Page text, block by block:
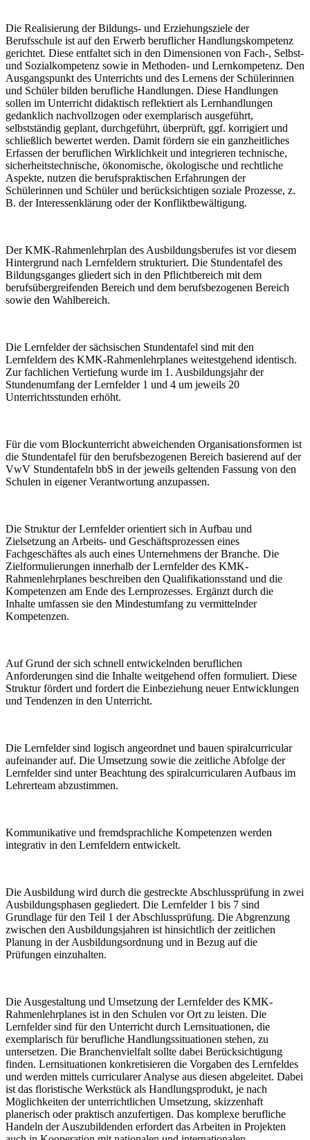
Die Realisierung der Bildungs- und Erziehungsziele der
Berufsschule ist auf den Erwerb beruflicher Handlungskompetenz
gerichtet. Diese entfaltet sich in den Dimensionen von Fach-, Selbst-
und Sozialkompetenz sowie in Methoden- und Lernkompetenz. Den
Ausgangspunkt des Unterrichts und des Lernens der Schülerinnen
und Schüler bilden berufliche Handlungen. Diese Handlungen
sollen im Unterricht didaktisch reflektiert als Lernhandlungen
gedanklich nachvollzogen oder exemplarisch ausgeführt,
selbstständig geplant, durchgeführt, überprüft, ggf. korrigiert und
schließlich bewertet werden. Damit fördern sie ein ganzheitliches
Erfassen der beruflichen Wirklichkeit und integrieren technische,
sicherheitstechnische, ökonomische, ökologische und rechtliche
Aspekte, nutzen die berufspraktischen Erfahrungen der
Schülerinnen und Schüler und berücksichtigen soziale Prozesse, z.
B. der Interessenklärung oder der Konfliktbewältigung.
Der KMK-Rahmenlehrplan des Ausbildungsberufes ist vor diesem
Hintergrund nach Lernfeldern strukturiert. Die Stundentafel des
Bildungsganges gliedert sich in den Pflichtbereich mit dem
berufsübergreifenden Bereich und dem berufsbezogenen Bereich
sowie den Wahlbereich.
Die Lernfelder der sächsischen Stundentafel sind mit den
Lernfeldern des KMK-Rahmenlehrplanes weitestgehend identisch.
Zur fachlichen Vertiefung wurde im 1. Ausbildungsjahr der
Stundenumfang der Lernfelder 1 und 4 um jeweils 20
Unterrichtsstunden erhöht.
Für die vom Blockunterricht abweichenden Organisationsformen ist
die Stundentafel für den berufsbezogenen Bereich basierend auf der
VwV Stundentafeln bbS in der jeweils geltenden Fassung von den
Schulen in eigener Verantwortung anzupassen.
Die Struktur der Lernfelder orientiert sich in Aufbau und
Zielsetzung an Arbeits- und Geschäftsprozessen eines
Fachgeschäftes als auch eines Unternehmens der Branche. Die
Zielformulierungen innerhalb der Lernfelder des KMK-
Rahmenlehrplanes beschreiben den Qualifikationsstand und die
Kompetenzen am Ende des Lernprozesses. Ergänzt durch die
Inhalte umfassen sie den Mindestumfang zu vermittelnder
Kompetenzen.
Auf Grund der sich schnell entwickelnden beruflichen
Anforderungen sind die Inhalte weitgehend offen formuliert. Diese
Struktur fördert und fordert die Einbeziehung neuer Entwicklungen
und Tendenzen in den Unterricht.
Die Lernfelder sind logisch angeordnet und bauen spiralcurricular
aufeinander auf. Die Umsetzung sowie die zeitliche Abfolge der
Lernfelder sind unter Beachtung des spiralcurricularen Aufbaus im
Lehrerteam abzustimmen.
Kommunikative und fremdsprachliche Kompetenzen werden
integrativ in den Lernfeldern entwickelt.
Die Ausbildung wird durch die gestreckte Abschlussprüfung in zwei
Ausbildungsphasen gegliedert. Die Lernfelder 1 bis 7 sind
Grundlage für den Teil 1 der Abschlussprüfung. Die Abgrenzung
zwischen den Ausbildungsjahren ist hinsichtlich der zeitlichen
Planung in der Ausbildungsordnung und in Bezug auf die
Prüfungen einzuhalten.
Die Ausgestaltung und Umsetzung der Lernfelder des KMK-
Rahmenlehrplanes ist in den Schulen vor Ort zu leisten. Die
Lernfelder sind für den Unterricht durch Lernsituationen, die
exemplarisch für berufliche Handlungssituationen stehen, zu
untersetzen. Die Branchenvielfalt sollte dabei Berücksichtigung
finden. Lernsituationen konkretisieren die Vorgaben des Lernfeldes
und werden mittels curricularer Analyse aus diesen abgeleitet. Dabei
ist das floristische Werkstück als Handlungsprodukt, je nach
Möglichkeiten der unterrichtlichen Umsetzung, skizzenhaft
planerisch oder praktisch anzufertigen. Das komplexe berufliche
Handeln der Auszubildenden erfordert das Arbeiten in Projekten